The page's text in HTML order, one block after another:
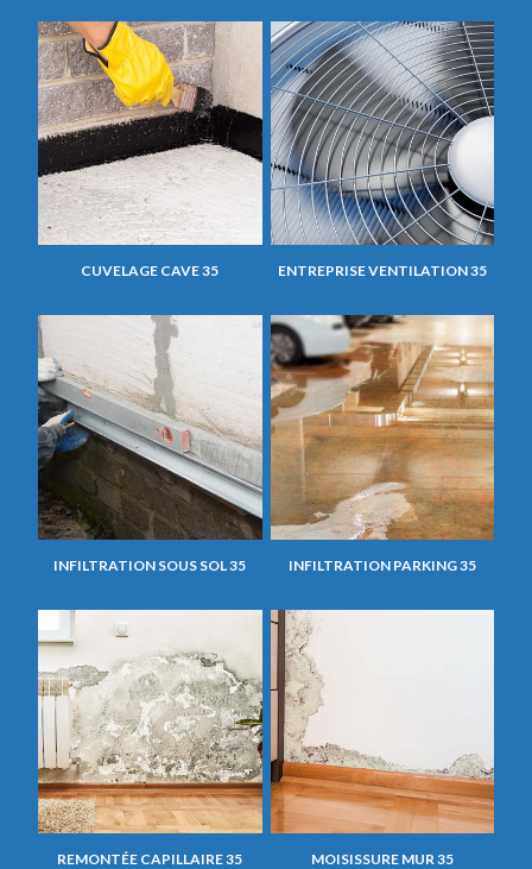
CUVELAGE CAVE 35 ENTREPRISE VENTILATION 35
INFILTRATION SOUS SOL 35 INFILTRATION PARKING 35
REMONTÉE CAPILLAIRE 35 MOISISSURE MUR 35